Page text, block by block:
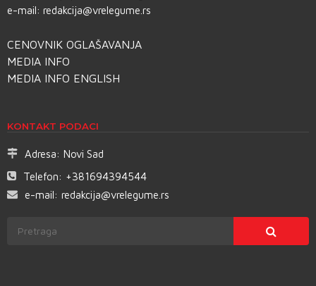
e-mail: redakcija@vrelegume.rs
CENOVNIK OGLAŠAVANJA
MEDIA INFO
MEDIA INFO ENGLISH
KONTAKT PODACI
Adresa: Novi Sad
Telefon: +381694394544
e-mail: redakcija@vrelegume.rs